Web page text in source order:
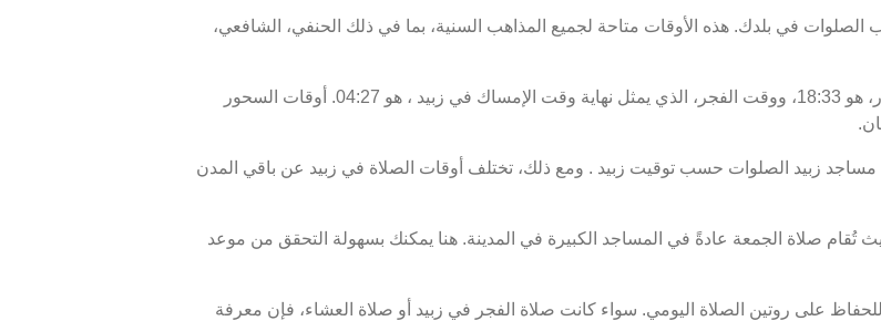
في بلدك. هذه الأوقات متاحة لجميع المذاهب السنية، بما في ذلك الحنفي، الشافعي،
موعد غروب الشمس في زبيد ، المعروف أيضًا بوقت الإفطار، هو 18:33، ووقت الفجر، الذي يمثل نهاية وقت الإمساك في زبيد ، هو 04:27. أوقات السحور
زبيد الصلوات حسب توقيت زبيد . ومع ذلك، تختلف أوقات الصلاة في زبيد عن باقي المدن
صلاة الجمعة عادةً في المساجد الكبيرة في المدينة. هنا يمكنك بسهولة التحقق من موعد
على روتين الصلاة اليومي. سواء كانت صلاة الفجر في زبيد أو صلاة العشاء، فإن معرفة